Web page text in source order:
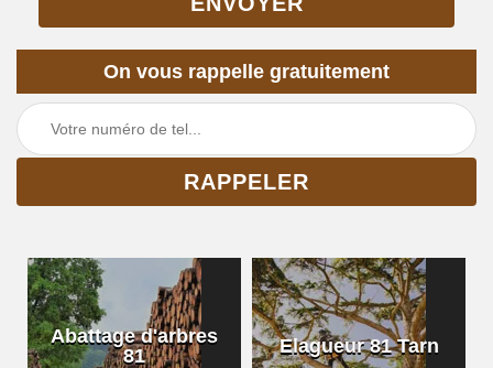
On vous rappelle gratuitement
Abattage d'arbres
81
Elagueur 81 Tarn